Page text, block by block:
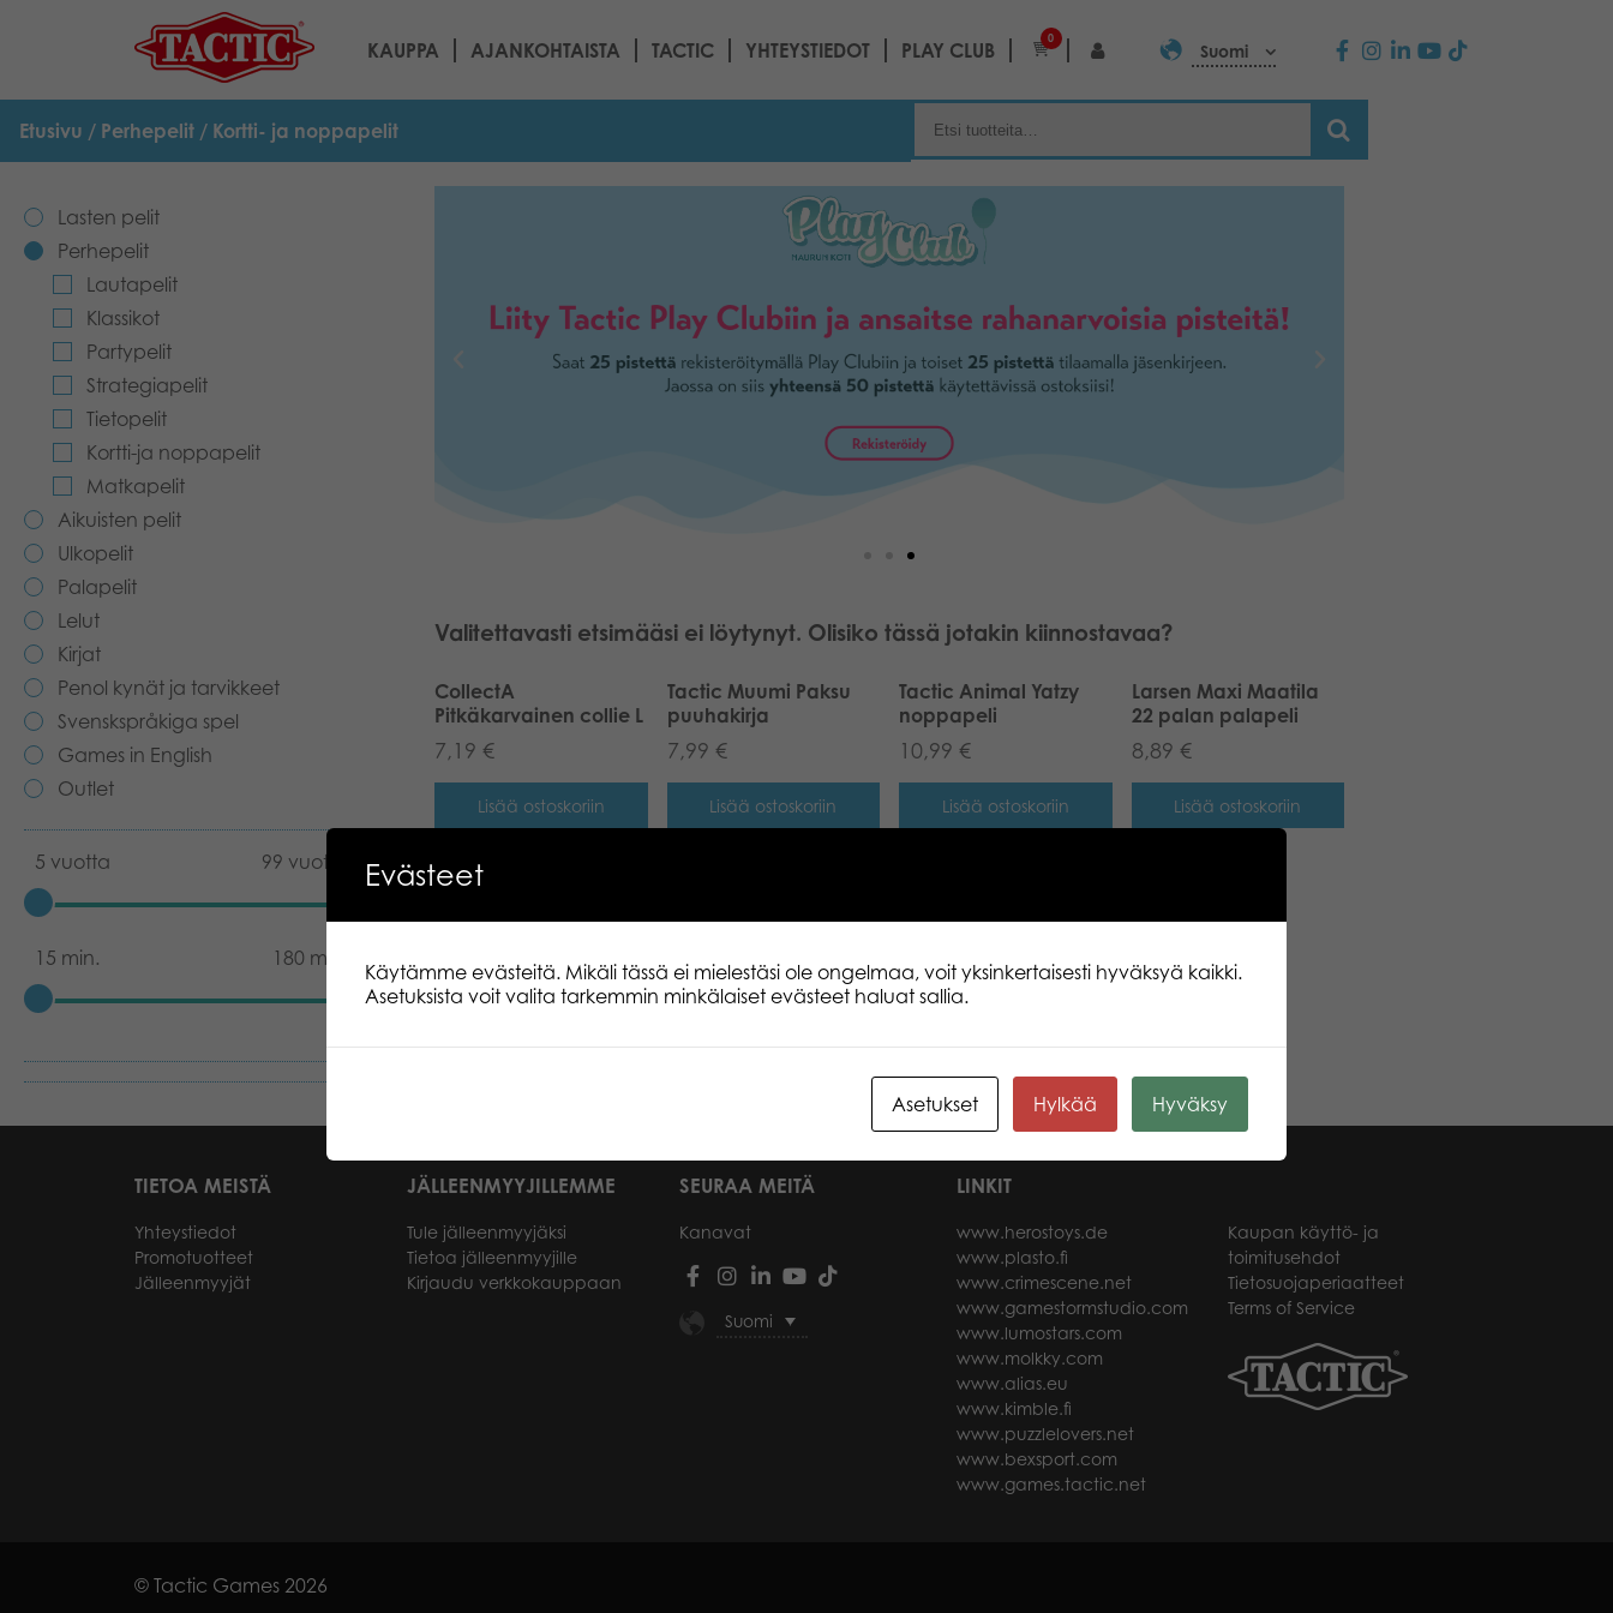
KAUPPA AJANKOHTAISTA TACTIC YHTEYSTIEDOT PLAY CLUB
0
Suomi
Etusivu / Perhepelit / Kortti- ja noppapelit
Lasten pelit
Perhepelit
Lautapelit
Klassikot
Partypelit
Strategiapelit
Tietopelit
Kortti-ja noppapelit
Matkapelit
Aikuisten pelit
Ulkopelit
Palapelit
Lelut
Kirjat
Penol kynät ja tarvikkeet
Svenskspråkiga spel
Games in English
Outlet
5 vuotta 99 vuotta
15 min. 180 min.
Valitettavasti etsimääsi ei löytynyt. Olisiko tässä jotakin kiinnostavaa?
CollectA
Pitkäkarvainen collie L
7,19 €
Lisää ostoskoriin
Tactic Muumi Paksu
puuhakirja
7,99 €
Lisää ostoskoriin
Tactic Animal Yatzy
noppapeli
10,99 €
Lisää ostoskoriin
Larsen Maxi Maatila
22 palan palapeli
8,89 €
Lisää ostoskoriin
Larsen Maxi Euroopan
palapeli
TIETOA MEISTÄ
Yhteystiedot
Promotuotteet
Jälleenmyyjät
JÄLLEENMYYJILLEMME
Tule jälleenmyyjäksi
Tietoa jälleenmyyjille
Kirjaudu verkkokauppaan
SEURAA MEITÄ
Kanavat
Suomi
LINKIT
www.herostoys.de
www.plasto.fi
www.crimescene.net
www.gamestormstudio.com
www.lumostars.com
www.molkky.com
www.alias.eu
www.kimble.fi
www.puzzlelovers.net
www.bexsport.com
www.games.tactic.net
Kaupan käyttö- ja
toimitusehdot
Tietosuojaperiaatteet
Terms of Service
© Tactic Games 2026
Evästeet
Käytämme evästeitä. Mikäli tässä ei mielestäsi ole ongelmaa, voit yksinkertaisesti hyväksyä kaikki.
Asetuksista voit valita tarkemmin minkälaiset evästeet haluat sallia.
Asetukset Hylkää Hyväksy